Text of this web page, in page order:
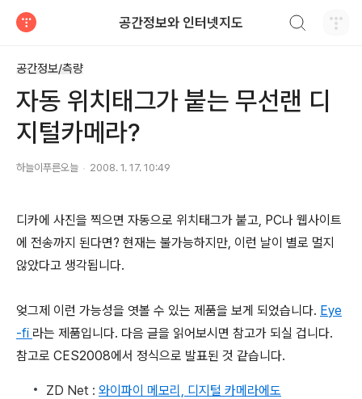
공간정보와 인터넷지도
공간정보/측량
자동 위치태그가 붙는 무선랜 디
지털카메라?
하늘이푸른오늘 2008. 1. 17. 10:49
디카에 사진을 찍으면 자동으로 위치태그가 붙고, PC나 웹사이트
에 전송까지 된다면? 현재는 불가능하지만, 이런 날이 별로 멀지
않았다고 생각됩니다.
엊그제 이런 가능성을 엿볼 수 있는 제품을 보게 되었습니다. Eye
-fi 라는 제품입니다. 다음 글을 읽어보시면 참고가 되실 겁니다.
참고로 CES2008에서 정식으로 발표된 것 같습니다.
ZD Net : 와이파이 메모리, 디지털 카메라에도